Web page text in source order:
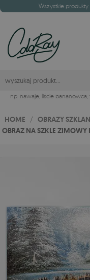
Wszystkie
np. hawaje, liście bananowca,
HOME / OBRAZY
OBRAZ NA SZKLE ZIMOWY